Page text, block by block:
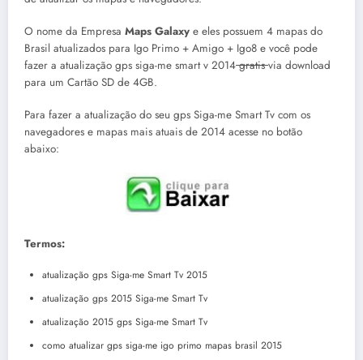
O nome da Empresa Maps Galaxy e eles possuem 4 mapas do
Brasil atualizados para Igo Primo + Amigo + Igo8 e você pode
fazer a atualização gps siga-me smart v 2014gratisvia download
para um Cartão SD de 4GB.
Para fazer a atualização do seu gps Siga-me Smart Tv com os
navegadores e mapas mais atuais de 2014 acesse no botão
abaixo:
Termos:
atualização gps Siga-me Smart Tv 2015
atualização gps 2015 Siga-me Smart Tv
atualização 2015 gps Siga-me Smart Tv
como atualizar gps siga-me igo primo mapas brasil 2015